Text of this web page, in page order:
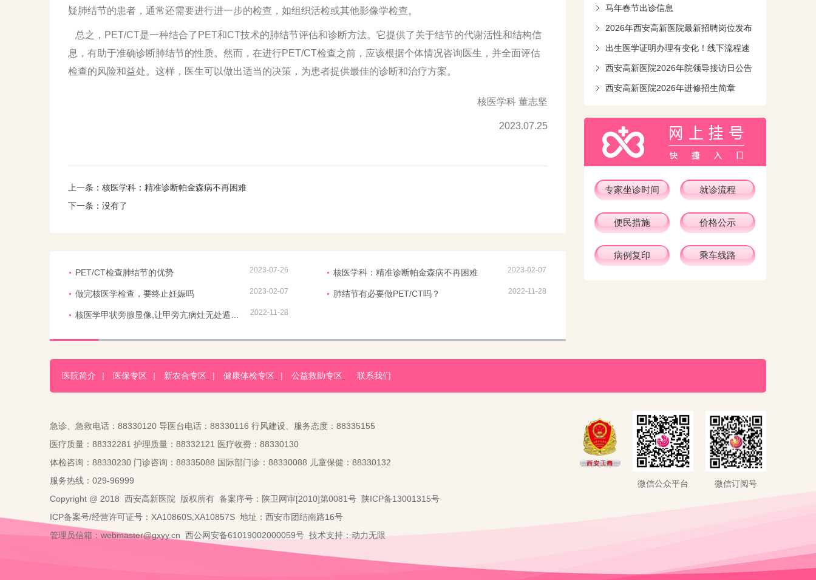
马年春节出诊信息
2026年西安高新医院最新招聘岗位发布
出生医学证明办理有变化！线下流程速
知！
西安高新医院2026年院领导接访日公告
西安高新医院2026年进修招生简章
专家坐诊时间 就诊流程
便民措施 价格公示
病例复印 乘车线路
疑肺结节的患者，通常还需要进行进一步的检查，如组织活检或其他影像学检查。
总之，PET/CT是一种结合了PET和CT技术的肺结节评估和诊断方法。它提供了关于结节的代谢活性和结构信
息，有助于准确诊断肺结节的性质。然而，在进行PET/CT检查之前，应该根据个体情况咨询医生，并全面评估
检查的风险和益处。这样，医生可以做出适当的决策，为患者提供最佳的诊断和治疗方案。
核医学科 董志坚
2023.07.25
上一条： 核医学科：精准诊断帕金森病不再困难
下一条：没有了
PET/CT检查肺结节的优势 2023-07-26 核医学科：精准诊断帕金森病不再困难 2023-02-07
做完核医学检查，要终止妊娠吗 2023-02-07 肺结节有必要做PET/CT吗？ 2022-11-28
2022-11-28
医院简介 | 医保专区 | 新农合专区 | 健康体检专区 | 公益救助专区 联系我们
急诊、急救电话：88330120 导医台电话：88330116 行风建设、服务态度：88335155
医疗质量：88332281 护理质量：88332121 医疗收费：88330130
体检咨询：88330230 门诊咨询：88335088 国际部门诊：88330088 儿童保健：88330132
服务热线：029-96999
Copyright @ 2018 西安高新医院 版权所有 备案序号：陕卫网审[2010]第0081号
陕ICP备13001315号
ICP备案号/经营许可证号：XA10860S;XA10857S 地址：西安市团结南路16号
管理员信箱：webmaster@gxyy.cn 西公网安备61019002000059号 技术支持： 动力无限
微信公众平台 微信订阅号